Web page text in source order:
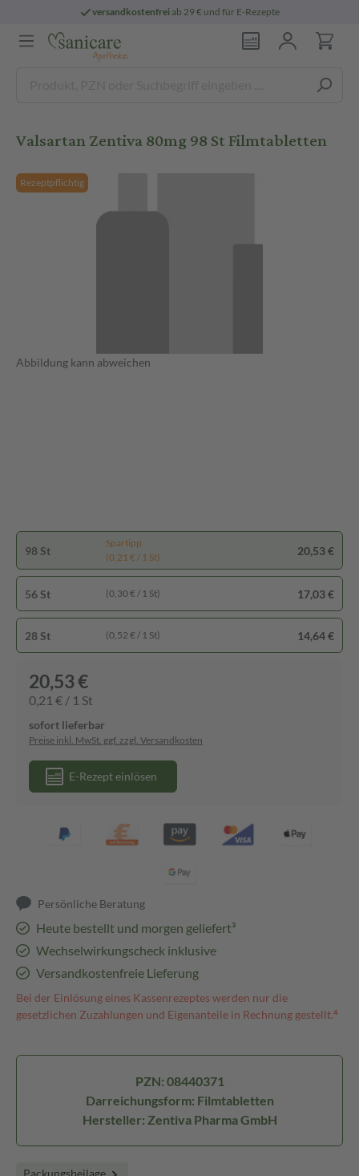
versandkostenfreiab 29 € und für E-Rezepte
Valsartan Zentiva 80mg 98 St Filmtabletten
Rezeptpflichtig
Abbildung kann abweichen
98 St
Spartipp
(0,21 € / 1 St)
20,53 €
56 St (0,30 € / 1 St) 17,03 €
28 St (0,52 € / 1 St) 14,64 €
20,53 €
0,21 € / 1 St
sofort lieferbar
Preise inkl. MwSt. ggf. zzgl. Versandkosten
E-Rezept einlösen
Persönliche Beratung
Heute bestellt und morgen geliefert³
Wechselwirkungscheck inklusive
Versandkostenfreie Lieferung
Bei der Einlösung eines Kassenrezeptes werden nur die
gesetzlichen Zuzahlungen und Eigenanteile in Rechnung gestellt.⁴
PZN: 08440371
Darreichungsform: Filmtabletten
Hersteller: Zentiva Pharma GmbH
Packungsbeilage